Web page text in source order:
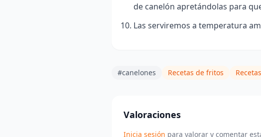
de canelón apretándolas para
Las serviremos a temperatura
#canelones Recetas de fritos
Valoraciones
Inicia sesión para valorar y comentar